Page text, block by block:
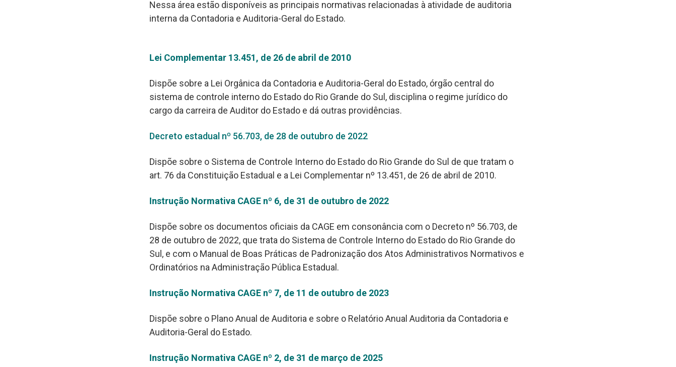
Nessa área estão disponíveis as principais normativas relacionadas à atividade de auditoria
interna da Contadoria e Auditoria-Geral do Estado.
Lei Complementar 13.451, de 26 de abril de 2010
Dispõe sobre a Lei Orgânica da Contadoria e Auditoria-Geral do Estado, órgão central do
sistema de controle interno do Estado do Rio Grande do Sul, disciplina o regime jurídico do
cargo da carreira de Auditor do Estado e dá outras providências.
Decreto estadual nº 56.703, de 28 de outubro de 2022
Dispõe sobre o Sistema de Controle Interno do Estado do Rio Grande do Sul de que tratam o
art. 76 da Constituição Estadual e a Lei Complementar nº 13.451, de 26 de abril de 2010.
Instrução Normativa CAGE nº 6, de 31 de outubro de 2022
Dispõe sobre os documentos oficiais da CAGE em consonância com o Decreto nº 56.703, de
28 de outubro de 2022, que trata do Sistema de Controle Interno do Estado do Rio Grande do
Sul, e com o Manual de Boas Práticas de Padronização dos Atos Administrativos Normativos e
Ordinatórios na Administração Pública Estadual.
Instrução Normativa CAGE nº 7, de 11 de outubro de 2023
Dispõe sobre o Plano Anual de Auditoria e sobre o Relatório Anual Auditoria da Contadoria e
Auditoria-Geral do Estado.
Instrução Normativa CAGE nº 2, de 31 de março de 2025